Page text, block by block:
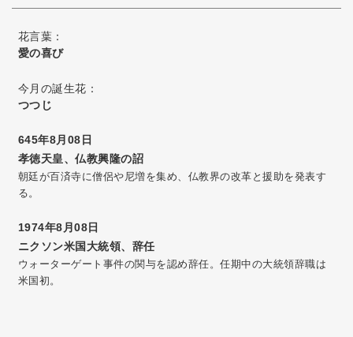
花言葉：
愛の喜び
今月の誕生花：
つつじ
645年8月08日
孝徳天皇、仏教興隆の詔
朝廷が百済寺に僧侶や尼増を集め、仏教界の改革と援助を発表す
る。
1974年8月08日
ニクソン米国大統領、辞任
ウォーターゲート事件の関与を認め辞任。任期中の大統領辞職は
米国初。